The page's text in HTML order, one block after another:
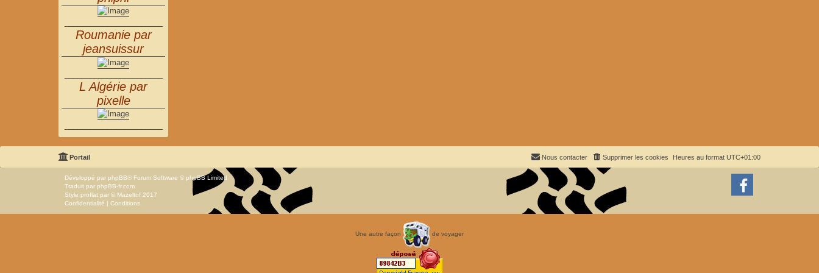
Roumanie par
jeansuissur
L Algérie par
pixelle
Portail Heures au format UTC+01:00
Supprimer les cookies
Nous contacter
Développé par phpBB® Forum Software © phpBB Limited
Traduit par phpBB-fr.com
Style proflat par © Mazeltof 2017
Confidentialité | Conditions
Une autre façon de voyager